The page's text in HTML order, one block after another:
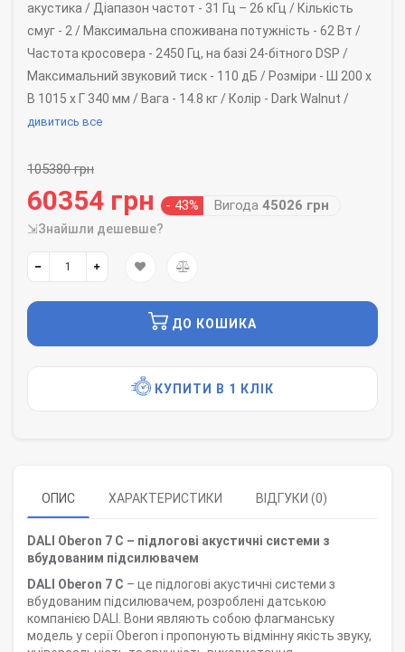
акустика /Діапазон частот - 31 Гц – 26 кГц / Кількість
смуг - 2 / Максимальна споживана потужність - 62 Вт /
Частота кросовера - 2450 Гц, на базі 24-бітного DSP /
Максимальний звуковий тиск - 110 дБ / Розміри - Ш 200 x
В 1015 x Г 340 мм / Вага - 14.8 кг / Колір - Dark Walnut /
дивитись все
105380 грн
60354 грн - 43% Вигода 45026 грн
⇲Знайшли дешевше?
ДО КОШИКА
КУПИТИ В 1 КЛІК
ОПИС ХАРАКТЕРИСТИКИ ВІДГУКИ (0)
DALI Oberon 7 C – підлогові акустичні системи з
вбудованим підсилювачем
DALI Oberon 7 C – це підлогові акустичні системи з
вбудованим підсилювачем, розроблені датською
компанією DALI. Вони являють собою флагманську
модель у серії Oberon і пропонують відмінну якість звуку,